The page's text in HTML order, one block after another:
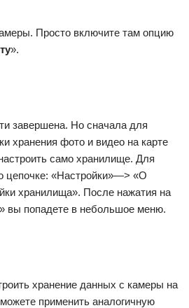
Просто включите там опцию
».
завершена. Но сначала для
хранения фото и видео на карте
само хранилище. Для
цепочке: «Настройки»—> «О
хранилища». После нажатия на
вы попадете в небольшое меню.
хранение данных с камеры на
применить аналогичную